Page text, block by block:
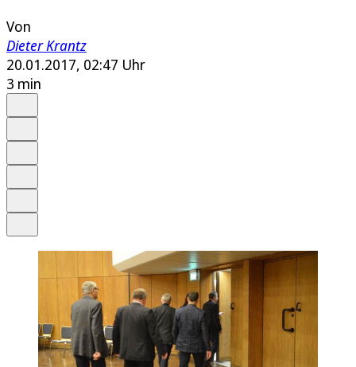
Von
Dieter Krantz
20.01.2017, 02:47 Uhr
3 min